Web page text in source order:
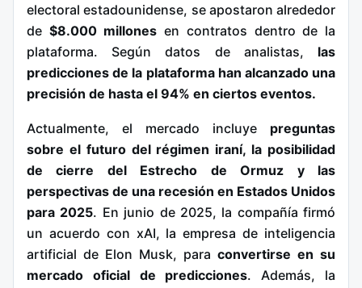
electoral estadounidense, se apostaron alrededor
de $8.000 millones en contratos dentro de la
plataforma. Según datos de analistas, las
predicciones de la plataforma han alcanzado una
precisión de hasta el 94% en ciertos eventos.
Actualmente, el mercado incluye preguntas
sobre el futuro del régimen iraní, la posibilidad
de cierre del Estrecho de Ormuz y las
perspectivas de una recesión en Estados Unidos
para 2025. En junio de 2025, la compañía firmó
un acuerdo con xAI, la empresa de inteligencia
artificial de Elon Musk, para convertirse en su
mercado oficial de predicciones. Además, la